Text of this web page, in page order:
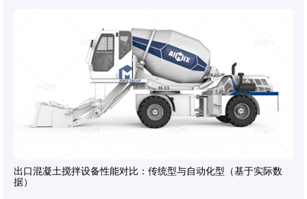
出口混凝土搅拌设备性能对比：传统型与自动化型（基于实际数
据）